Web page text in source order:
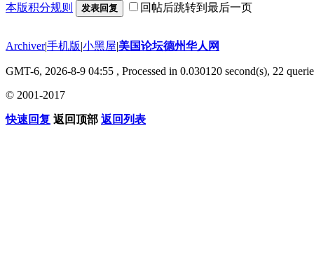
本版积分规则 发表回复 回帖后跳转到最后一页
Archiver|手机版|小黑屋|美国论坛德州华人网
GMT-6, 2026-8-9 04:55 , Processed in 0.030120 second(s), 22
© 2001-2017
快速回复 返回顶部 返回列表